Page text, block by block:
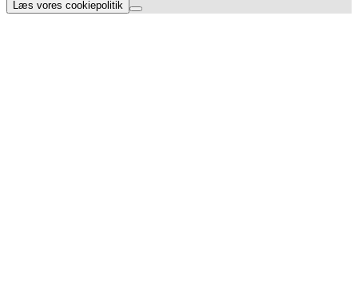
Læs vores cookiepolitik